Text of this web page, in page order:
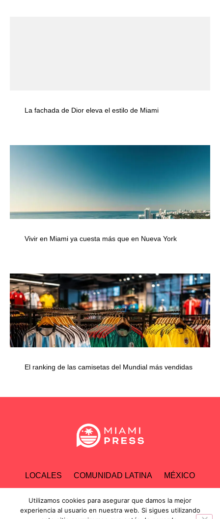
La fachada de Dior eleva el estilo de Miami
Vivir en Miami ya cuesta más que en Nueva York
El ranking de las camisetas del Mundial más vendidas
LOCALES COMUNIDAD LATINA MÉXICO
ESPECTÁCULOS TECNOLOGÍA ECONOMÍA
Utilizamos cookies para asegurar que damos la mejor
experiencia al usuario en nuestra web. Si sigues utilizando